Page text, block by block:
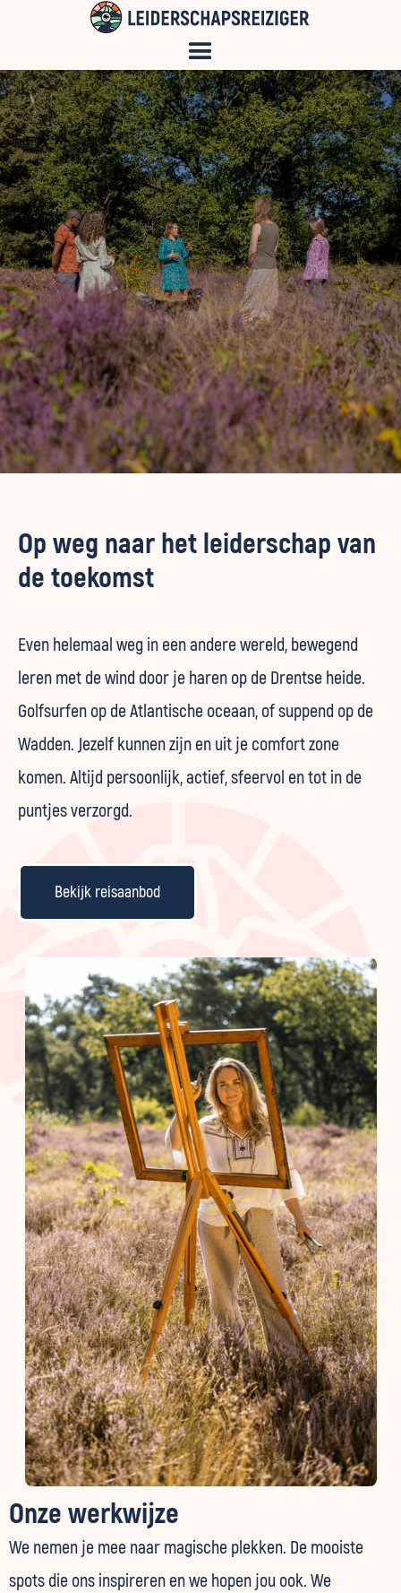
Op weg naar het leiderschap van
de toekomst
Even helemaal weg in een andere wereld, bewegend
leren met de wind door je haren op de Drentse heide.
Golfsurfen op de Atlantische oceaan, of suppend op de
Wadden. Jezelf kunnen zijn en uit je comfort zone
komen. Altijd persoonlijk, actief, sfeervol en tot in de
puntjes verzorgd.
Bekijk reisaanbod
Onze werkwijze
We nemen je mee naar magische plekken. De mooiste
spots die ons inspireren en we hopen jou ook. We